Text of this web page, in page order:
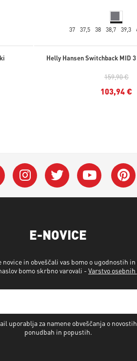
37 37,5 38 38,7 39,3
Helly Hansen Switchback MID
159,90 €
103,94 €
E-NOVICE
in obveščali vas bomo o ugodnostih
bomo skrbno varovali - Varstvo
uporablja za namene obveščanja o
ponudbah in popustih.